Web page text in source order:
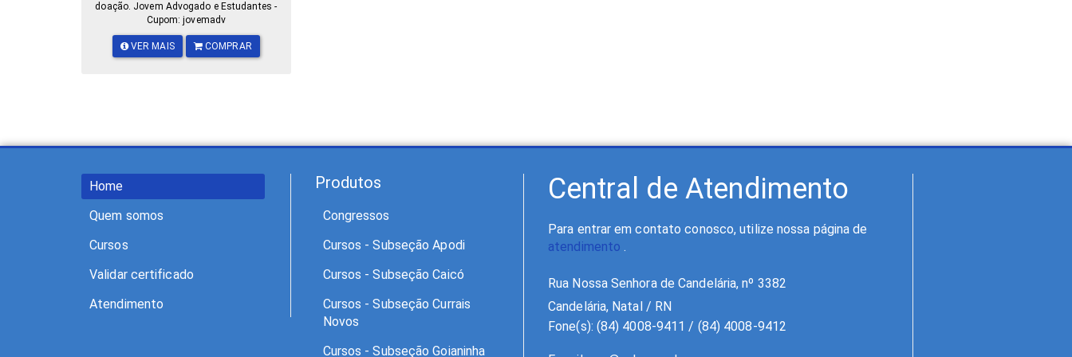
doação. Jovem Advogado e Estudantes -
Cupom: jovemadv
VER MAIS COMPRAR
Home
Quem somos
Cursos
Validar certificado
Atendimento
Produtos
Congressos
Cursos - Subseção Apodi
Cursos - Subseção Caicó
Cursos - Subseção Currais
Novos
Cursos - Subseção Goianinha
Central de Atendimento
Para entrar em contato conosco, utilize nossa página de
atendimento .
Rua Nossa Senhora de Candelária, nº 3382
Candelária, Natal / RN
Fone(s): (84) 4008-9411 / (84) 4008-9412